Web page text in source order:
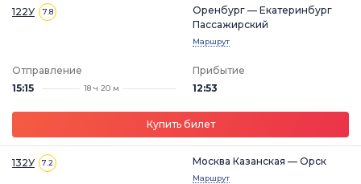
122У 7.8
Оренбург — Екатеринбург
Пассажирский
Маршрут
Отправление
15:15
18 ч 20 м
Прибытие
12:53
Купить билет
132У 7.2 Москва Казанская — Орск
Маршрут